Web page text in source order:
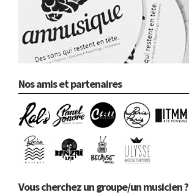
Nos amis et partenaires
Vous cherchez un groupe/un musicien ?